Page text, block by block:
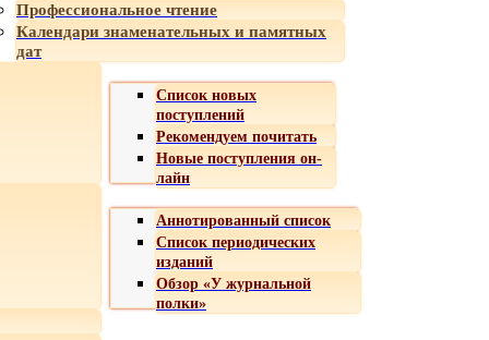
Профессиональное чтение
Календари знаменательных и памятных
дат
Список новых
поступлений
Рекомендуем почитать
Новые поступления он-
лайн
Аннотированный список
Список периодических
изданий
Обзор «У журнальной
полки»